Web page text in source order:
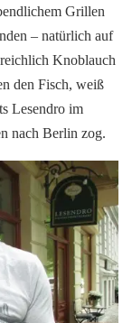
Grillen
– natürlich auf
Knoblauch
den Fisch, weiß
Lesendro im
nach Berlin zog.